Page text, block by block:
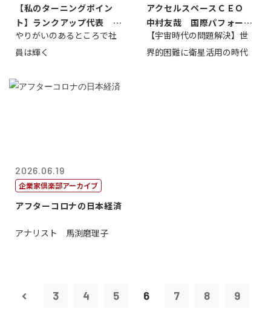
【私のターニングポイン
ト】ランクアップ代表 岩
崎裕美子
やりがいのあるところで社
員は輝く
アクセルスペースＣＥＯ
中村友哉 国際パフォーマ
ンス研究所代...
【宇宙時代の問題解決】世
界的困難に衛星活用の時代
2026.06.19
企業家倶楽部アーカイブ
アフターコロナの日本経済
アナリスト 馬渕磨理子
3 4 5 6 7 8 9